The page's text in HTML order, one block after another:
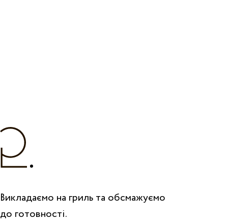
Викладаємо на гриль та обсмажуємо
до готовності.